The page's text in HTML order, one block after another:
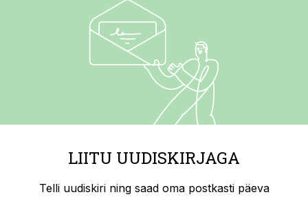
LIITU UUDISKIRJAGA
Telli uudiskiri ning saad oma postkasti päeva